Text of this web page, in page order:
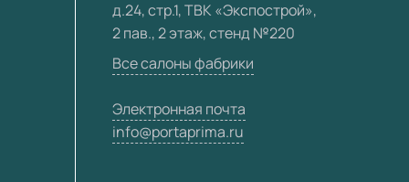
д.24, стр.1, ТВК «Экспострой»,
2 пав., 2 этаж, стенд №220
Все салоны фабрики
Электронная почта
info@portaprima.ru